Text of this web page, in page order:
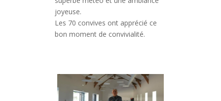
joyeuse.
Les 70 convives ont apprécié ce
bon moment de convivialité.